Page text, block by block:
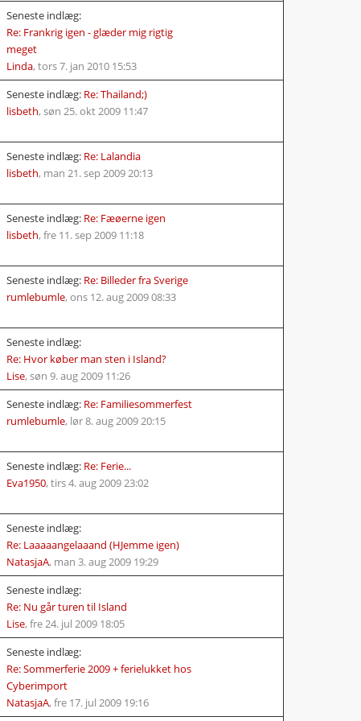
Seneste indlæg:
Re: Frankrig igen - glæder mig rigtig
meget
Linda, tors 7. jan 2010 15:53
Seneste indlæg: Re: Thailand;)
lisbeth, søn 25. okt 2009 11:47
Seneste indlæg: Re: Lalandia
lisbeth, man 21. sep 2009 20:13
Seneste indlæg: Re: Fæøerne igen
lisbeth, fre 11. sep 2009 11:18
Seneste indlæg: Re: Billeder fra Sverige
rumlebumle, ons 12. aug 2009 08:33
Seneste indlæg:
Re: Hvor køber man sten i Island?
Lise, søn 9. aug 2009 11:26
Seneste indlæg: Re: Familiesommerfest
rumlebumle, lør 8. aug 2009 20:15
Seneste indlæg: Re: Ferie...
Eva1950, tirs 4. aug 2009 23:02
Seneste indlæg:
Re: Laaaaangelaaand (HJemme igen)
NatasjaA, man 3. aug 2009 19:29
Seneste indlæg:
Re: Nu går turen til Island
Lise, fre 24. jul 2009 18:05
Seneste indlæg:
Re: Sommerferie 2009 + ferielukket hos
Cyberimport
NatasjaA, fre 17. jul 2009 19:16